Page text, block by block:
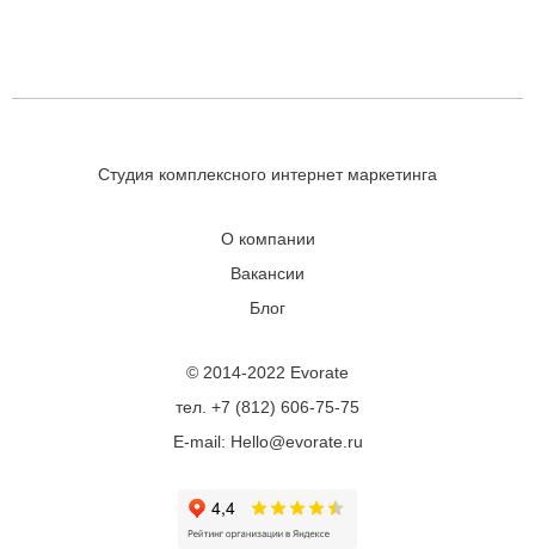
Студия комплексного интернет маркетинга
О компании
Вакансии
Блог
© 2014-2022 Evorate
тел. +7 (812) 606-75-75
E-mail: Hello@evorate.ru